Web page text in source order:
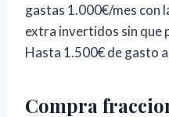
gastas 1.000€/mes con
extra invertidos sin que
Hasta 1.500€ de gasto
Compra